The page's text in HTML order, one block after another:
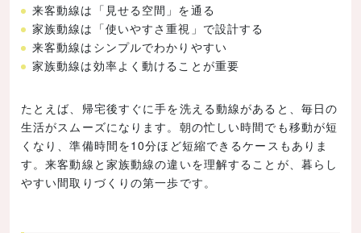
来客動線は「見せる空間」を通る
家族動線は「使いやすさ重視」で設計する
来客動線はシンプルでわかりやすい
家族動線は効率よく動けることが重要
たとえば、帰宅後すぐに手を洗える動線があると、毎日の
生活がスムーズになります。朝の忙しい時間でも移動が短
くなり、準備時間を10分ほど短縮できるケースもありま
す。来客動線と家族動線の違いを理解することが、暮らし
やすい間取りづくりの第一歩です。